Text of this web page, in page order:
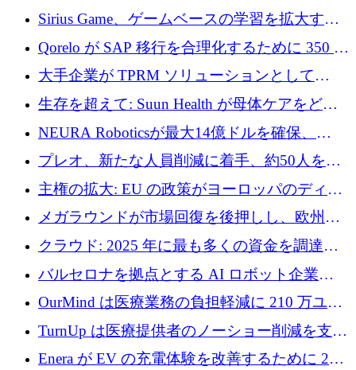
速するために150万ユーロを調達
Sirius Game、ゲームベースの学習を拡大する
ために 130 万ユーロの資金調達を完了
Qorelo が SAP 移行を合理化するために 350 万
ドルを調達
大手企業が TPRM ソリューションとして
Vanta を選択する理由
生存を超えて: Suun Health が母体ケアをどの
ように再考しているか
NEURA Roboticsが最大14億ドルを確保、
Bending Spoonsが米国IPOを申請、英国首相が
4億ポンドのチップ計画を発表
プレオ、新たな人員削減に着手、約50人を解
雇
主権の拡大: EU の政策がヨーロッパのディー
プテック戦略をどのように再構築しているか
メガラウンドが市場回復を後押しし、欧州の
ハイテク資金調達は5月に105億ユーロに回復
クラウド: 2025 年に最も多くの資金を調達し
た 10 社
バルセロナを拠点とする AI ロボット企業
Theker が 8,500 万ドルを調達
OurMind は医療業務の負担軽減に 210 万ユー
ロを寄付
TurnUp は医療提供者のノーショー削減を支援
するために 200 万ユーロを調達
Enera が EV の充電体験を改善するために 200